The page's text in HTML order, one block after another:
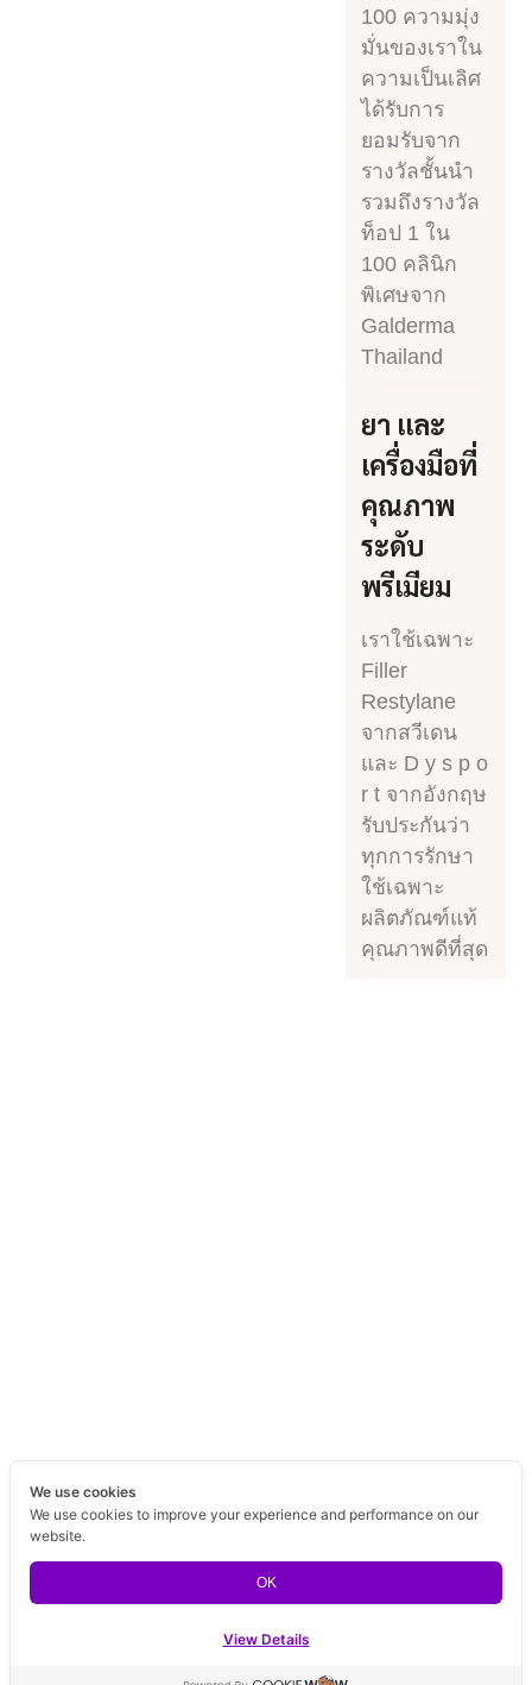
100 ความมุ่ง
มั่นของเราใน
ความเป็นเลิศ
ได้รับการ
ยอมรับจาก
รางวัลชั้นนำ
รวมถึงรางวัล
ท็อป 1 ใน
100 คลินิก
พิเศษจาก
Galderma
Thailand
ยา เเละ
เครื่องมือที่
คุณภาพ
ระดับ
พรีเมียม
เราใช้เฉพาะ
Filler
Restylane
จากสวีเดน
และ D y s p o
r t จากอังกฤษ
รับประกันว่า
ทุกการรักษา
ใช้เฉพาะ
ผลิตภัณฑ์แท้
คุณภาพดีที่สุด
Contact us
We use cookies
We use cookies to improve your experience and performance on our
website.
OK
View Details